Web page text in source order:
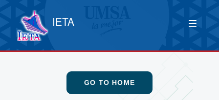
IETA
GO TO HOME